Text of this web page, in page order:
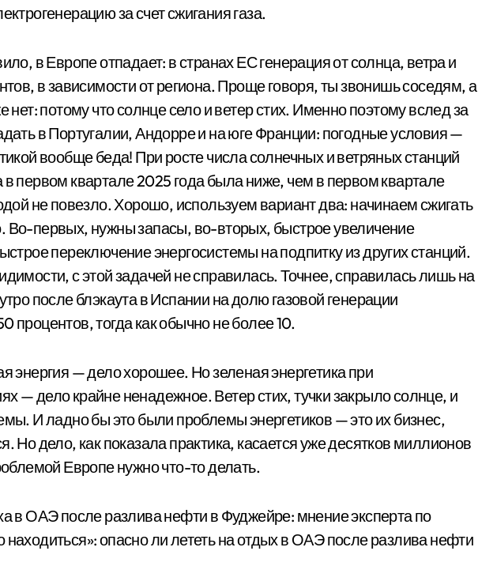
за счет сжигания газа.
в Европе отпадает: в странах ЕС генерация от солнца, ветра и
в зависимости от региона. Проще говоря, ты звонишь соседям, а
нет: потому что солнце село и ветер стих. Именно поэтому вслед за
в Португалии, Андорре и на юге Франции: погодные условия —
вообще беда! При росте числа солнечных и ветряных станций
в первом квартале 2025 года была ниже, чем в первом квартале
не повезло. Хорошо, используем вариант два: начинаем сжигать
Во-первых, нужны запасы, во-вторых, быстрое увеличение
переключение энергосистемы на подпитку из других станций.
с этой задачей не справилась. Точнее, справилась лишь на
после блэкаута в Испании на долю газовой генерации
процентов, тогда как обычно не более 10.
энергия — дело хорошее. Но зеленая энергетика при
— дело крайне ненадежное. Ветер стих, тучки закрыло солнце, и
И ладно бы это были проблемы энергетиков — это их бизнес,
Но дело, как показала практика, касается уже десятков миллионов
Европе нужно что-то делать.
в ОАЭ после разлива нефти в Фуджейре: мнение эксперта по
опасно ли лететь на отдых в ОАЭ после разлива нефти